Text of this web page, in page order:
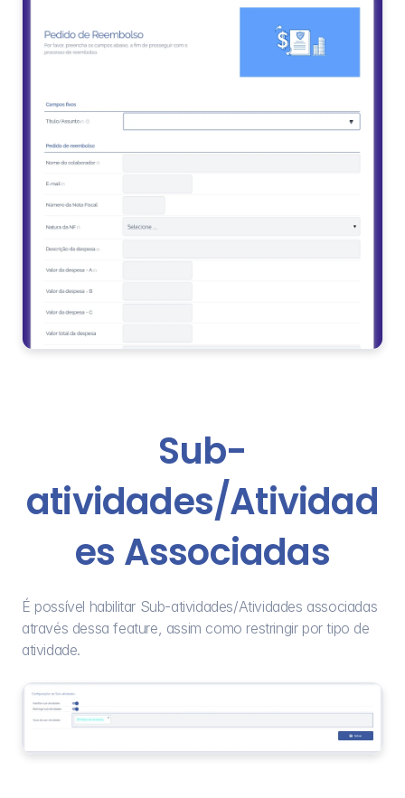
Sub-
atividades/Atividad
es Associadas
É possível habilitar Sub-atividades/Atividades associadas
através dessa feature, assim como restringir por tipo de
atividade.